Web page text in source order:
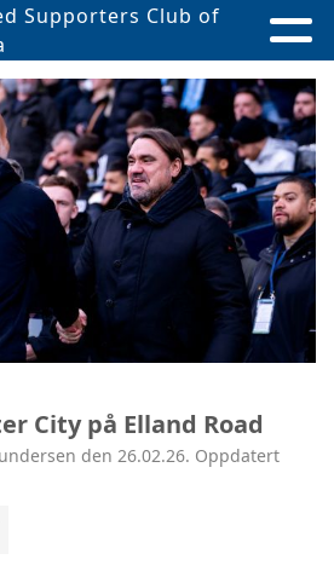
Supporters Club of
City på Elland Road
den 26.02.26. Oppdatert